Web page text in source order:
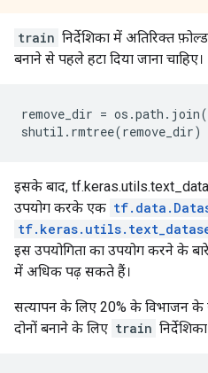
train निर्देशिका में अतिरिक्त
बनाने से पहले हटा दिया जाना चाहिए।
remove_dir = os .path . join(
shutil . rmtree(remove_dir)
इसके बाद,
उपयोग करके एक
इस उपयोगिता का उपयोग करने के
में अधिक पढ़ सकते हैं।
सत्यापन के लिए 20% के विभाजन के
दोनों बनाने के लिए train